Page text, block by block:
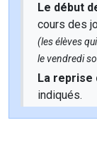
Le début
cours des
(les élèves
le vendredi
La reprise
indiqués.